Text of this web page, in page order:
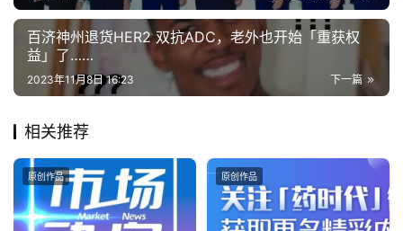
百济神州退货HER2 双抗ADC，老外也开始「重获权
益」了……
下一篇
2023年11月8日 16:23
相关推荐
原创作品 原创作品